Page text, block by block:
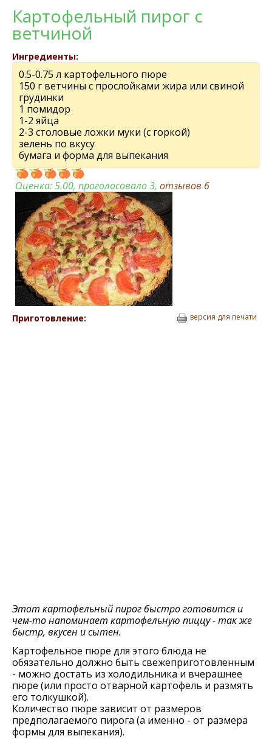
Картофельный пирог с
ветчиной
Ингредиенты:
0.5-0.75 л картофельного пюре
150 г ветчины с прослойками жира или свиной
грудинки
1 помидор
1-2 яйца
2-3 столовые ложки муки (с горкой)
зелень по вкусу
бумага и форма для выпекания
Оценка:5.00, проголосовало 3, отзывов 6
Приготовление: версия для печати
Этот картофельный пирог быстро готовится и
чем-то напоминает картофельную пиццу - так же
быстр, вкусен и сытен.
Картофельное пюре для этого блюда не
обязательно должно быть свежеприготовленным
- можно достать из холодильника и вчерашнее
пюре (или просто отварной картофель и размять
его толкушкой).
Количество пюре зависит от размеров
предполагаемого пирога (а именно - от размера
формы для выпекания).